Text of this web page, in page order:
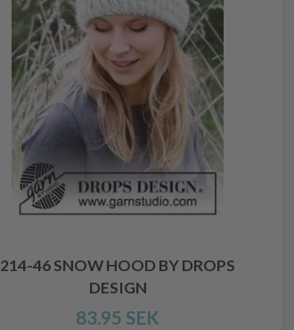
214-46 SNOW HOOD BY DROPS
DESIGN
83.95 SEK